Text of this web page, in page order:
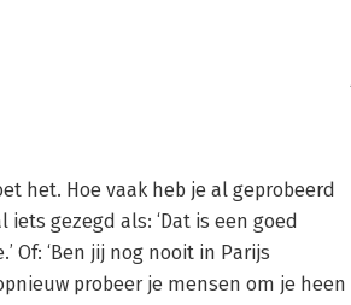
het. Hoe vaak heb je al geprobeerd
gezegd als: ‘Dat is een goed
Of: ‘Ben jij nog nooit in Parijs
probeer je mensen om je heen